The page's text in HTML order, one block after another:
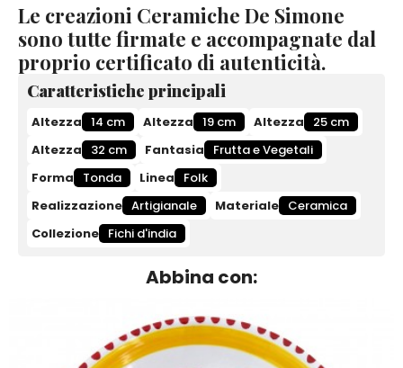
Le creazioni Ceramiche De Simone
sono tutte firmate e accompagnate dal
proprio certificato di autenticità.
Caratteristiche principali
Altezza 14 cm Altezza 19 cm Altezza
25 cm
Altezza
32 cm Fantasia
Frutta e Vegetali
Forma
Tonda Linea
Folk
Realizzazione Artigianale Materiale Ceramica
Collezione Fichi d'india
Abbina con: